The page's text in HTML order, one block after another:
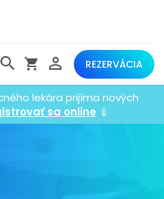
REZERVÁCIA
lekára prijíma nových
sa online 💉